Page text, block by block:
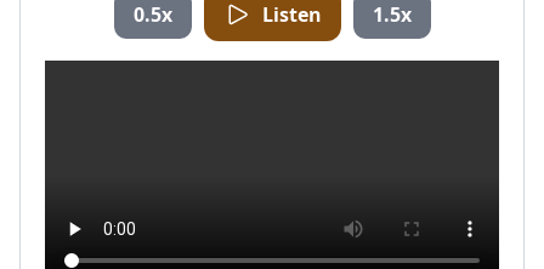
0.5x Listen 1.5x